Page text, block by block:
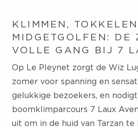
KLIMMEN,
MIDGETGOLFEN: DE
VOLLE GANG BIJ 7
Op Le Pleynet zorgt de Wiz
zomer voor spanning en
gelukkige bezoekers, en
boomklimparcours 7 Laux
uit om in de huid van Tarzan te